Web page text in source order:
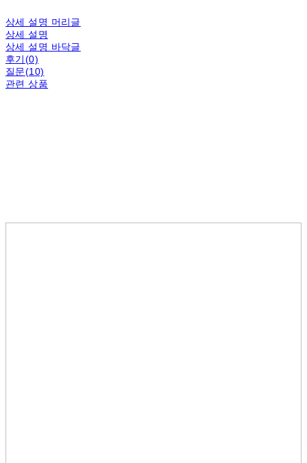
상세 설명 머리글
상세 설명
상세 설명 바닥글
후기(0)
질문(10)
관련 상품